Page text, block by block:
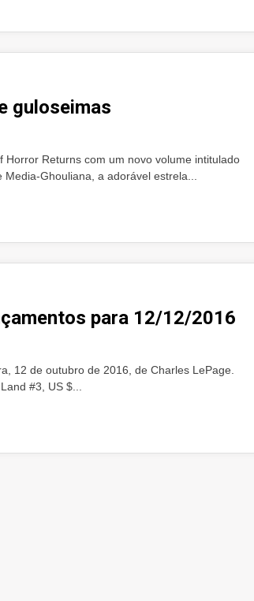
guloseimas
Returns com um novo volume intitulado
Ghouliana, a adorável estrela...
para 12/12/2016
12 de outubro de 2016, de Charles LePage.
#3, US $...